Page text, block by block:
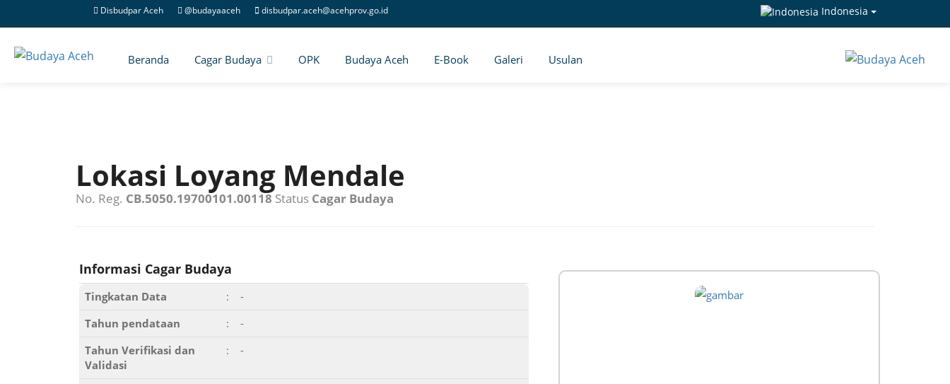
Disbudpar Aceh @budayaaceh disbudpar.aceh@acehprov.go.id Indonesia
Beranda Cagar Budaya OPK Budaya Aceh E-Book Galeri Usulan
Lokasi Loyang Mendale
No. Reg. CB.5050.19700101.00118 Status Cagar Budaya
Informasi Cagar Budaya
Tingkatan Data :
-
Tahun pendataan
:
-
Tahun Verifikasi dan
Validasi
: -